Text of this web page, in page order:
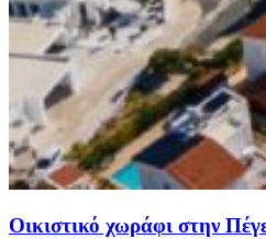
Οικιστικό χωράφι στην